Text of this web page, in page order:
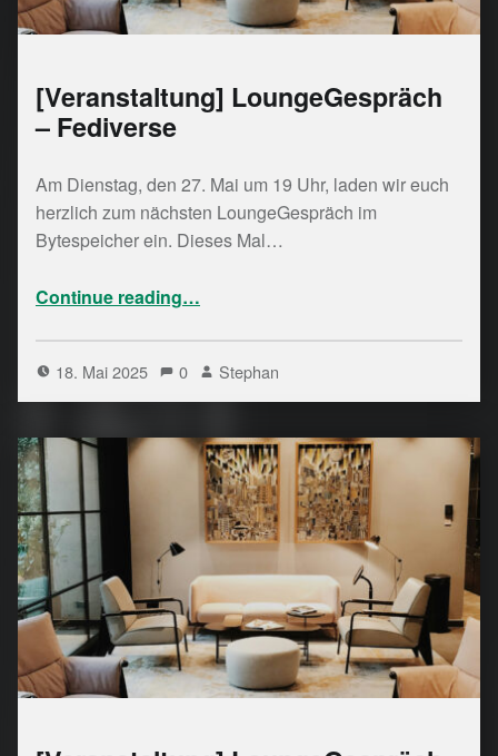
[Veranstaltung] LoungeGespräch
– Fediverse
Am Dienstag, den 27. Mai um 19 Uhr, laden wir euch
herzlich zum nächsten LoungeGespräch im
Bytespeicher ein. Dieses Mal…
Continue reading…
18. Mai 2025 0 Stephan